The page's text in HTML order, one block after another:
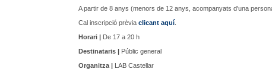
A partir de 8 anys (menors de 12 anys, acompanyats d'una
Cal inscripció prèvia clicant aquí
Horari | De 17 a 20 h
Destinataris | Públic general
Organitza | LAB Castellar